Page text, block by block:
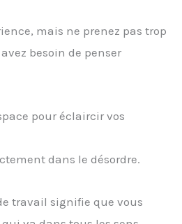
mais ne prenez pas trop
besoin de penser
pour éclaircir vos
dans le désordre.
travail signifie que vous